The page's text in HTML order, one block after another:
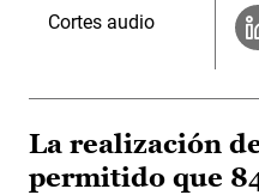
Cortes audio
La realización
permitido que